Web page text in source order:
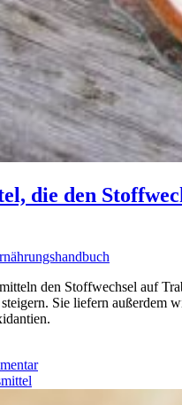
die den
den Stoffwechsel auf
Sie liefern außerdem